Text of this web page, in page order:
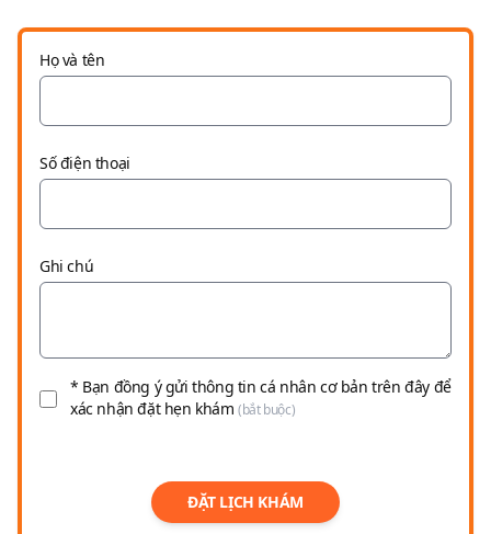
Họ và tên
Số điện thoại
Ghi chú
* Bạn đồng ý gửi thông tin cá nhân cơ bản trên đây để
xác nhận đặt hẹn khám(bắt buộc)
ĐẶT LỊCH KHÁM